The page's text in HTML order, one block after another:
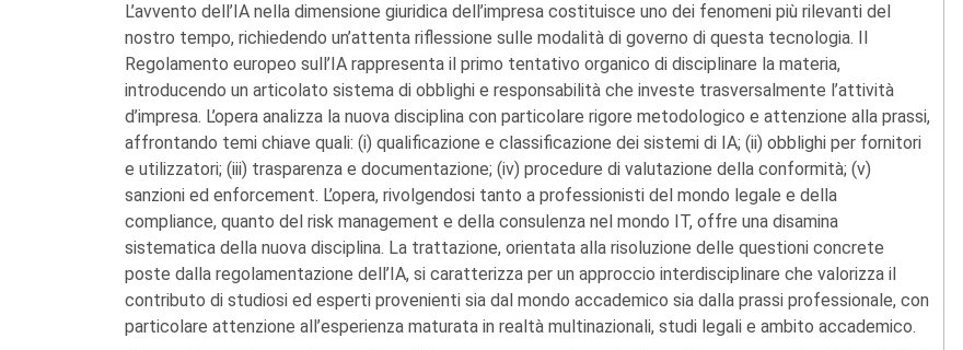
L’avvento dell’IA nella dimensione giuridica dell’impresa costituisce uno dei fenomeni più rilevanti del
nostro tempo, richiedendo un’attenta riflessione sulle modalità di governo di questa tecnologia. Il
Regolamento europeo sull’IA rappresenta il primo tentativo organico di disciplinare la materia,
introducendo un articolato sistema di obblighi e responsabilità che investe trasversalmente l’attività
d’impresa. L’opera analizza la nuova disciplina con particolare rigore metodologico e attenzione alla prassi,
affrontando temi chiave quali: (i) qualificazione e classificazione dei sistemi di IA; (ii) obblighi per fornitori
e utilizzatori; (iii) trasparenza e documentazione; (iv) procedure di valutazione della conformità; (v)
sanzioni ed enforcement. L’opera, rivolgendosi tanto a professionisti del mondo legale e della
compliance, quanto del risk management e della consulenza nel mondo IT, offre una disamina
sistematica della nuova disciplina. La trattazione, orientata alla risoluzione delle questioni concrete
poste dalla regolamentazione dell’IA, si caratterizza per un approccio interdisciplinare che valorizza il
contributo di studiosi ed esperti provenienti sia dal mondo accademico sia dalla prassi professionale, con
particolare attenzione all’esperienza maturata in realtà multinazionali, studi legali e ambito accademico.